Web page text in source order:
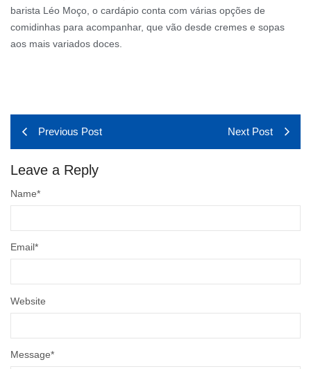
barista Léo Moço, o cardápio conta com várias opções de
comidinhas para acompanhar, que vão desde cremes e sopas
aos mais variados doces.
Previous Post Next Post
Leave a Reply
Message*
Name*
Email*
Website